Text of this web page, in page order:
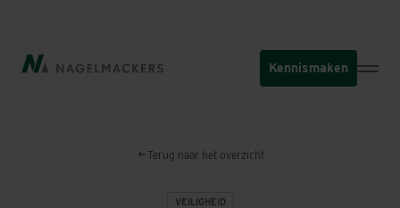
naar
Kennismaken
Terug naar het overzicht
VEILIGHEID